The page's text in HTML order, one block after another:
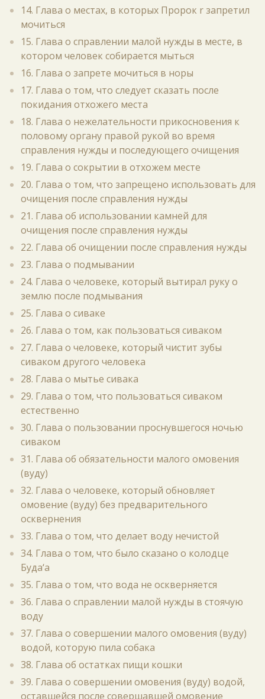
14. Глава о местах, в которых Пророк r запретил
мочиться
15. Глава о справлении малой нужды в месте, в
котором человек собирается мыться
16. Глава о запрете мочиться в норы
17. Глава о том, что следует сказать после
покидания отхожего места
18. Глава о нежелательности прикосновения к
половому органу правой рукой во время
справления нужды и последующего очищения
19. Глава о сокрытии в отхожем месте
20. Глава о том, что запрещено использовать для
очищения после справления нужды
21. Глава об использовании камней для
очищения после справления нужды
22. Глава об очищении после справления нужды
23. Глава о подмывании
24. Глава о человеке, который вытирал руку о
землю после подмывания
25. Глава о сиваке
26. Глава о том, как пользоваться сиваком
27. Глава о человеке, который чистит зубы
сиваком другого человека
28. Глава о мытье сивака
29. Глава о том, что пользоваться сиваком
естественно
30. Глава о пользовании проснувшегося ночью
сиваком
31. Глава об обязательности малого омовения
(вуду)
32. Глава о человеке, который обновляет
омовение (вуду) без предварительного
осквернения
33. Глава о том, что делает воду нечистой
34. Глава о том, что было сказано о колодце
Буда‘а
35. Глава о том, что вода не оскверняется
36. Глава о справлении малой нужды в стоячую
воду
37. Глава о совершении малого омовения (вуду)
водой, которую пила собака
38. Глава об остатках пищи кошки
39. Глава о совершении омовения (вуду) водой,
оставшейся после совершавшей омовение